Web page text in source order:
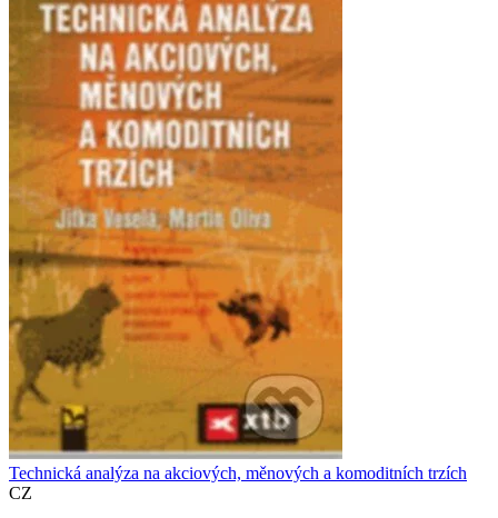
Technická analýza na akciových, měnových a komoditních trzích
CZ